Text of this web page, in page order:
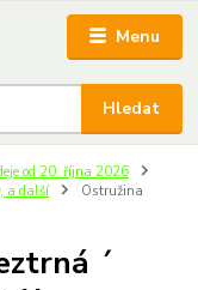
Menu
Hledat
od 20. října 2026
a další
Ostružina
´